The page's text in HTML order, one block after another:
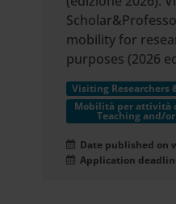
elaborati i tuoi
imposta le tue
sezione
o ritirare il tuo
qualsiasi
mobility for
purposes (2026
Visiting Researchers
Mobilità per attività
Teaching and/
Date published on
Application